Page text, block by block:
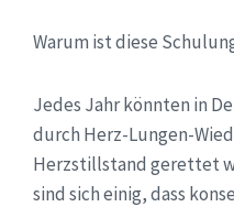
Warum ist diese
Jedes Jahr könnten in
durch Herz-Lungen-
Herzstillstand gerettet
sind sich einig, dass